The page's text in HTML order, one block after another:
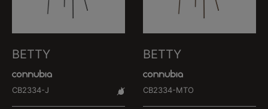
BETTY
CB2334-J
BETTY
CB2334-MTO